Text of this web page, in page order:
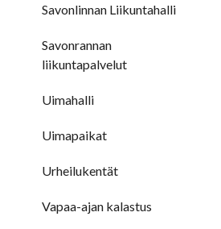
Savonlinnan Liikuntahalli
Savonrannan
liikuntapalvelut
Uimahalli
Uimapaikat
Urheilukentät
Vapaa-ajan kalastus